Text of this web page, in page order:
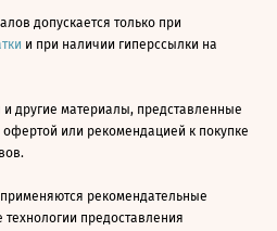
допускается только при
и при наличии гиперссылки на
и другие материалы, представленные
или рекомендацией к покупке
рекомендательные
предоставления